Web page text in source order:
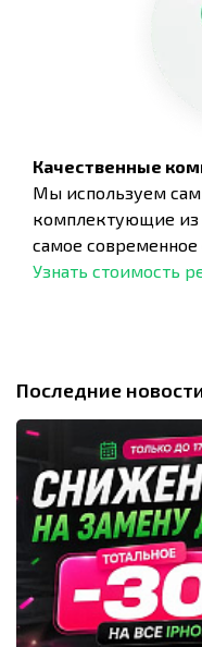
Качественные
Мы используем
комплектующие из
самое
Узнать стоимость
Последние